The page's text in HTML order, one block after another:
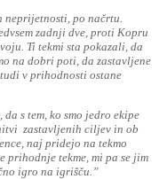
neprijetnosti, po načrtu.
zadnji dve, proti Kopru
Ti tekmi sta pokazali, da
na dobri poti, da zastavljene
v prihodnosti ostane
da s tem, ko smo jedro ekipe
zastavljenih ciljev in ob
naj pridejo na tekmo
prihodnje tekme, mi pa se jim
igro na igrišču.”